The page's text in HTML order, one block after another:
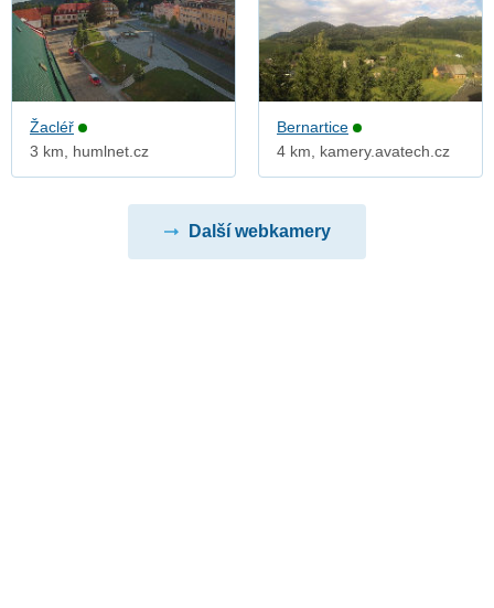
Žacléř
3 km, humlnet.cz
Bernartice
4 km, kamery.avatech.cz
Další webkamery